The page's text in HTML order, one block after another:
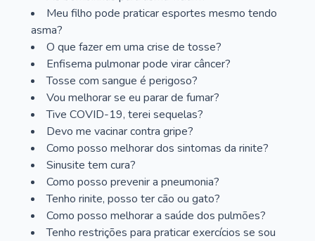
Meu filho pode praticar esportes mesmo tendo
asma?
O que fazer em uma crise de tosse?
Enfisema pulmonar pode virar câncer?
Tosse com sangue é perigoso?
Vou melhorar se eu parar de fumar?
Tive COVID-19, terei sequelas?
Devo me vacinar contra gripe?
Como posso melhorar dos sintomas da rinite?
Sinusite tem cura?
Como posso prevenir a pneumonia?
Tenho rinite, posso ter cão ou gato?
Como posso melhorar a saúde dos pulmões?
Tenho restrições para praticar exercícios se sou